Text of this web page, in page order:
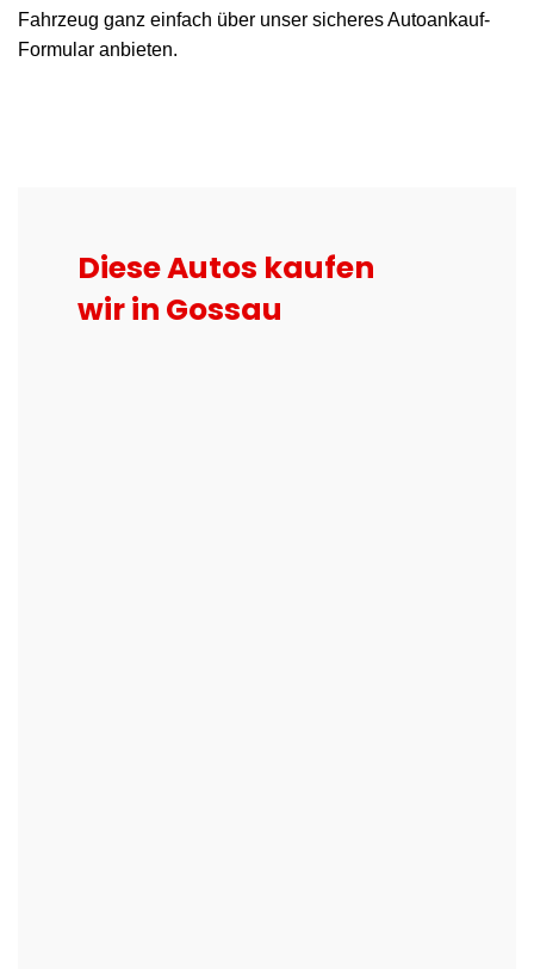
Fahrzeug ganz einfach über unser sicheres Autoankauf-
Formular anbieten.
Diese Autos kaufen
wir in Gossau